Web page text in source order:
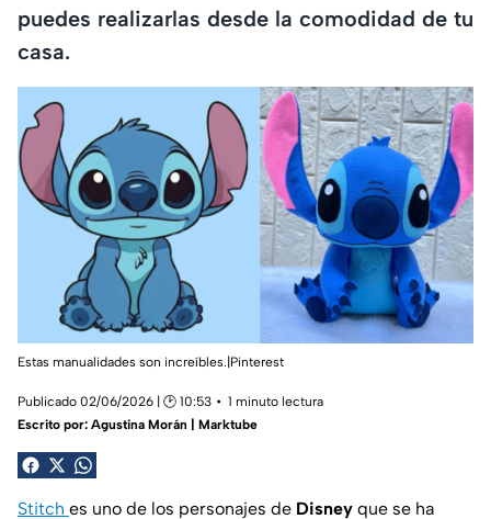
puedes realizarlas desde la comodidad de tu
casa.
Estas manualidades son increíbles.|Pinterest
Publicado 02/06/2026 | 🕑 10:53
1 minuto lectura
Escrito por: Agustina Morán | Marktube
Stitch es uno de los personajes de Disney que se ha